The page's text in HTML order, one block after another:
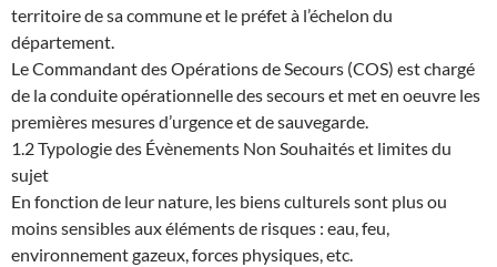
territoire de sa commune et le préfet à l’échelon du
département.
Le Commandant des Opérations de Secours (COS) est chargé
de la conduite opérationnelle des secours et met en oeuvre les
premières mesures d’urgence et de sauvegarde.
1.2 Typologie des Évènements Non Souhaités et limites du
sujet
En fonction de leur nature, les biens culturels sont plus ou
moins sensibles aux éléments de risques : eau, feu,
environnement gazeux, forces physiques, etc.